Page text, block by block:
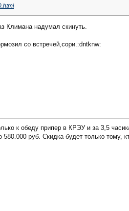
Климана надумал скинуть.
со встречей,сори.:dntknw:
к обеду припер в КРЭУ и за 3,5
580.000 руб. Скидка будет только